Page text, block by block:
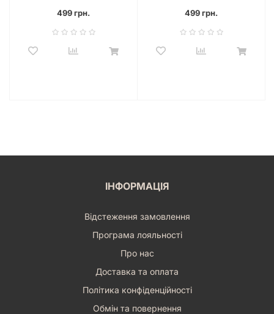
499 грн. 499 грн.
ІНФОРМАЦІЯ
Відстеження замовлення
Програма лояльності
Про нас
Доставка та оплата
Політика конфіденційності
Обмін та повернення